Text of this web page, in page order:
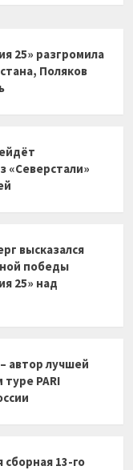
25» разгромила
Поляков
«Северстали»
высказался
победы
25» над
автор лучшей
PARI
сборная 13-го